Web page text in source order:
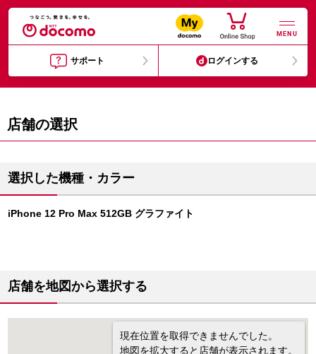
MENU
サポート ログインする
店舗の選択
選択した機種・カラー
iPhone 12 Pro Max 512GB グラファイト
店舗を地図から選択する
現在位置を取得できませんでした。
地図を拡大すると店舗が表示されます。